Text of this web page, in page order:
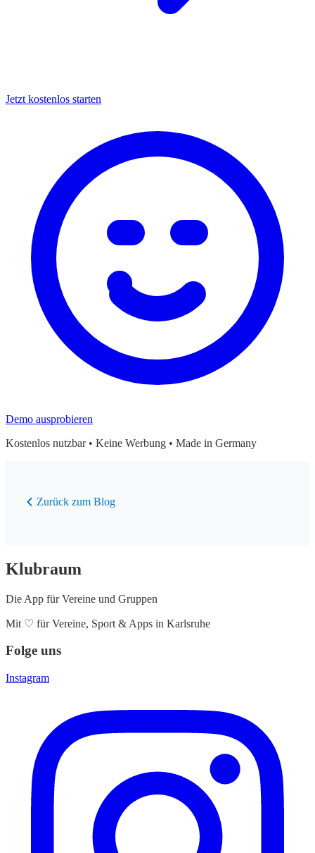
Jetzt kostenlos starten
Demo ausprobieren
Kostenlos nutzbar • Keine Werbung • Made in Germany
Zurück zum Blog
Klubraum
Die App für Vereine und Gruppen
Mit ♡ für Vereine, Sport & Apps in Karlsruhe
Folge uns
Instagram